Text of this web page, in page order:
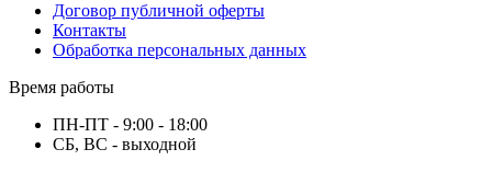
Договор публичной оферты
Контакты
Обработка персональных данных
Время работы
ПН-ПТ - 9:00 - 18:00
СБ, ВС - выходной